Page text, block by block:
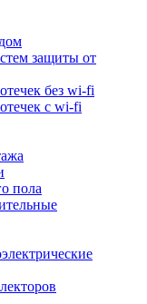
защиты от
без wi-fi
с wi-fi
пола